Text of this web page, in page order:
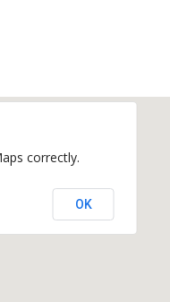
correctly.
OK